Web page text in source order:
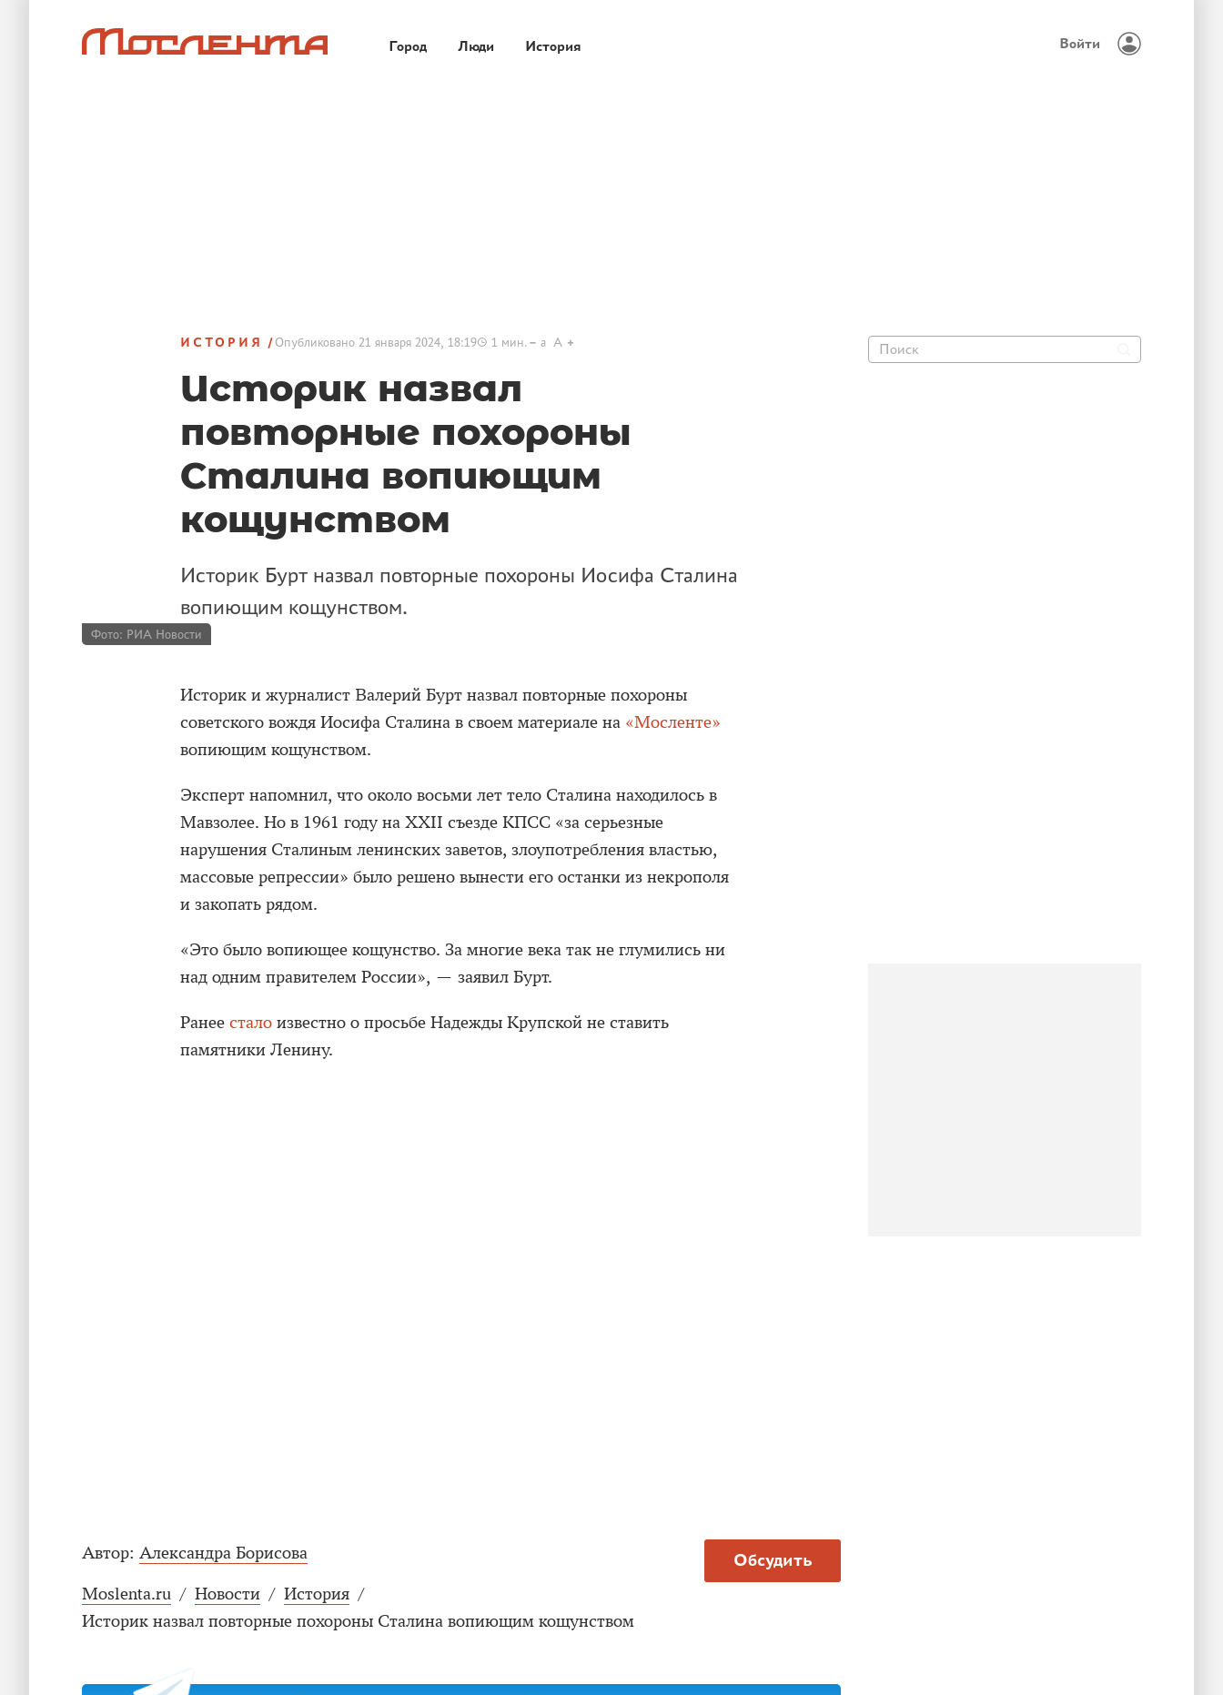
Город Люди История Войти
ИСТОРИЯ Опубликовано 21 января 2024, 18:19 1 мин. a A
Историк назвал
повторные похороны
Сталина вопиющим
кощунством
Историк Бурт назвал повторные похороны Иосифа Сталина
вопиющим кощунством.
Фото: РИА Новости
Историк и журналист Валерий Бурт назвал повторные похороны
советского вождя Иосифа Сталина в своем материале на «Мосленте»
вопиющим кощунством.
Эксперт напомнил, что около восьми лет тело Сталина находилось в
Мавзолее. Но в 1961 году на ХХII съезде КПСС «за серьезные
нарушения Сталиным ленинских заветов, злоупотребления властью,
массовые репрессии» было решено вынести его останки из некрополя
и закопать рядом.
«Это было вопиющее кощунство. За многие века так не глумились ни
над одним правителем России», — заявил Бурт.
Ранее стало известно о просьбе Надежды Крупской не ставить
памятники Ленину.
Обсудить
Автор: Александра Борисова
Moslenta.ru / Новости / История /
Историк назвал повторные похороны Сталина вопиющим кощунством